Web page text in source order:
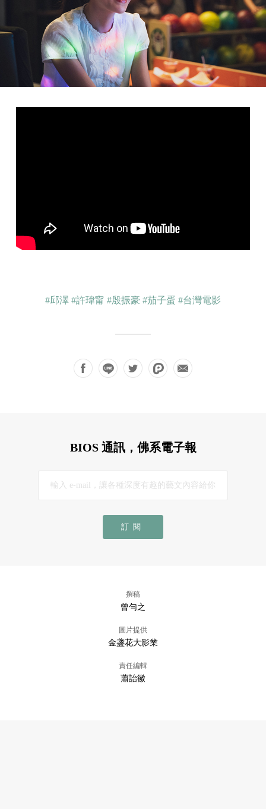
#邱澤 #許瑋甯 #殷振豪 #茄子蛋 #台灣電影
BIOS 通訊，佛系電子報
訂閱
撰稿
曾勻之
圖片提供
金盞花大影業
責任編輯
蕭詒徽